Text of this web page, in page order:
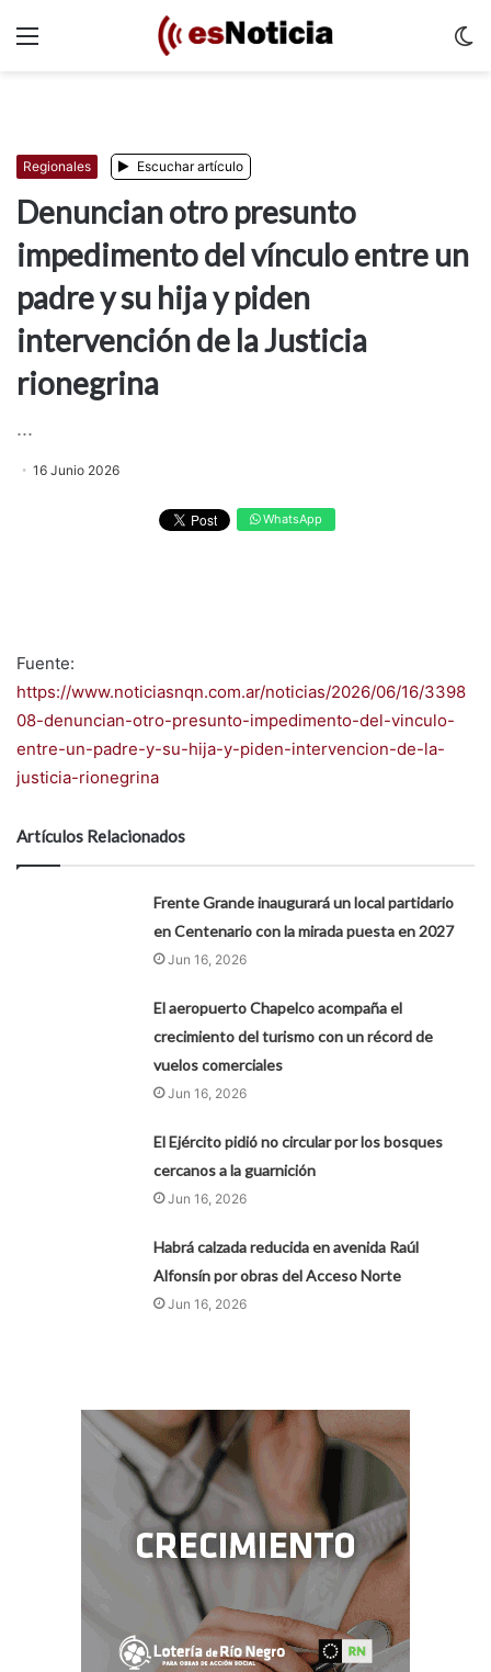
Regionales Escuchar artículo
Denuncian otro presunto
impedimento del vínculo entre un
padre y su hija y piden
intervención de la Justicia
rionegrina
...
16 Junio 2026
WhatsApp
Fuente:
https://www.noticiasnqn.com.ar/noticias/2026/06/16/3398
08-denuncian-otro-presunto-impedimento-del-vinculo-
entre-un-padre-y-su-hija-y-piden-intervencion-de-la-
justicia-rionegrina
Artículos Relacionados
Frente Grande inaugurará un local partidario
en Centenario con la mirada puesta en 2027
Jun 16, 2026
El aeropuerto Chapelco acompaña el
crecimiento del turismo con un récord de
vuelos comerciales
Jun 16, 2026
El Ejército pidió no circular por los bosques
cercanos a la guarnición
Jun 16, 2026
Habrá calzada reducida en avenida Raúl
Alfonsín por obras del Acceso Norte
Jun 16, 2026